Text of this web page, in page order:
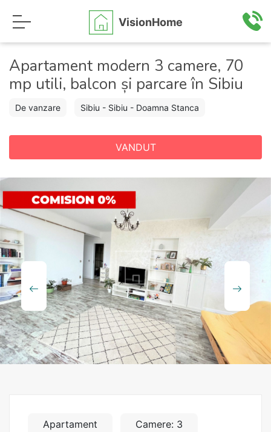
VisionHome
Apartament modern 3 camere, 70
mp utili, balcon și parcare în Sibiu
De vanzare Sibiu - Sibiu - Doamna Stanca
VANDUT
Apartament Camere: 3